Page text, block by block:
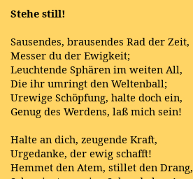
Stehe still!
Sausendes, brausendes Rad der Zeit,
Messer du der Ewigkeit;
Leuchtende Sphären im weiten All,
Die ihr umringt den Weltenball;
Urewige Schöpfung, halte doch ein,
Genug des Werdens, laß mich sein!
Halte an dich, zeugende Kraft,
Urgedanke, der ewig schafft!
Hemmet den Atem, stillet den Drang,